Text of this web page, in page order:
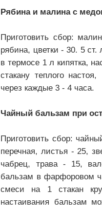
Рябина и малина с
Приготовить сбор:
рябина, цветки - 30. 5
в термосе 1 л кипятка,
стакану теплого
через каждые 3 - 4 часа.
Чайный бальзам при
Приготовить сбор:
перечная, листья - 25,
чабрец, трава - 15,
бальзам в фарфоровом
смеси на 1 стакан
настаивания бальзам